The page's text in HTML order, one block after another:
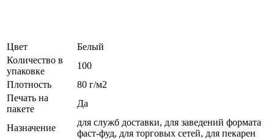
Цвет
Белый
Количество в
упаковке
100
Плотность
80 г/м2
Печать на
пакете
Да
Назначение
для служб доставки, для заведений формата
фаст-фуд, для торговых сетей, для пекарен